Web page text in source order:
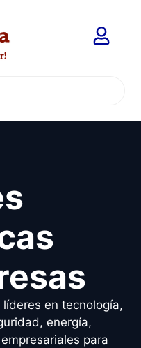
en tecnología,
energía,
para